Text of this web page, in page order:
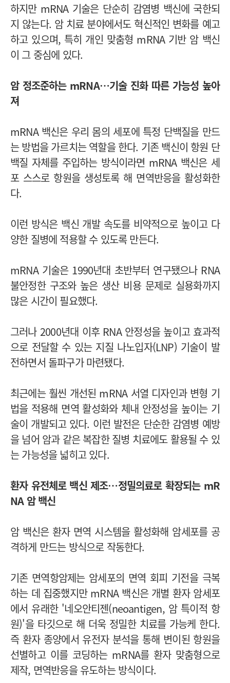
하지만 mRNA 기술은 단순히 감염병 백신에 국한되
지 않는다. 암 치료 분야에서도 혁신적인 변화를 예고
하고 있으며, 특히 개인 맞춤형 mRNA 기반 암 백신
이 그 중심에 있다.
암 정조준하는 mRNA…기술 진화 따른 가능성 높아
져
mRNA 백신은 우리 몸의 세포에 특정 단백질을 만드
는 방법을 가르치는 역할을 한다. 기존 백신이 항원 단
백질 자체를 주입하는 방식이라면 mRNA 백신은 세
포 스스로 항원을 생성토록 해 면역반응을 활성화한
다.
이런 방식은 백신 개발 속도를 비약적으로 높이고 다
양한 질병에 적용할 수 있도록 만든다.
mRNA 기술은 1990년대 초반부터 연구됐으나 RNA
불안정한 구조와 높은 생산 비용 문제로 실용화까지
많은 시간이 필요했다.
그러나 2000년대 이후 RNA 안정성을 높이고 효과적
으로 전달할 수 있는 지질 나노입자(LNP) 기술이 발
전하면서 돌파구가 마련됐다.
최근에는 훨씬 개선된 mRNA 서열 디자인과 변형 기
법을 적용해 면역 활성화와 체내 안정성을 높이는 기
술이 개발되고 있다. 이런 발전은 단순한 감염병 예방
을 넘어 암과 같은 복잡한 질병 치료에도 활용될 수 있
는 가능성을 넓히고 있다.
환자 유전체로 백신 제조…정밀의료로 확장되는 mR
NA 암 백신
암 백신은 환자 면역 시스템을 활성화해 암세포를 공
격하게 만드는 방식으로 작동한다.
기존 면역항암제는 암세포의 면역 회피 기전을 극복
하는 데 집중했지만 mRNA 백신은 개별 환자 암세포
에서 유래한 '네오안티젠(neoantigen, 암 특이적 항
원)'을 타깃으로 해 더욱 정밀한 치료를 가능케 한다.
즉 환자 종양에서 유전자 분석을 통해 변이된 항원을
선별하고 이를 코딩하는 mRNA를 환자 맞춤형으로
제작, 면역반응을 유도하는 방식이다.